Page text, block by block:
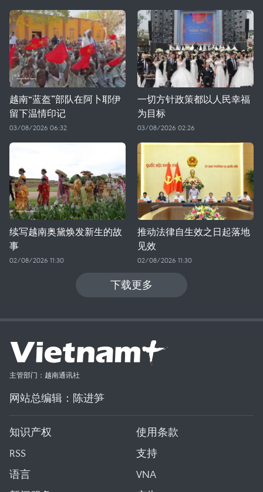
越南“蓝盔”部队在阿卜耶伊
留下温情印记
03/08/2026 06:32
一切方针政策都以人民幸福
为目标
03/08/2026 02:26
续写越南奥黛焕发新生的故
事
02/08/2026 11:30
推动法律自生效之日起落地
见效
02/08/2026 11:30
下载更多
主管部门：越南通讯社
网站总编辑：陈进笋
知识产权
使用条款
RSS
支持
语言
VNA